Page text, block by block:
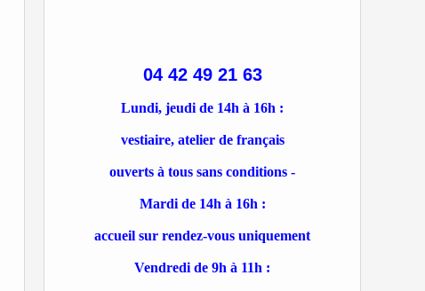
04 42 49 21 63
Lundi, jeudi de 14h à 16h :
vestiaire, atelier de français
ouverts à tous sans conditions -
Mardi de 14h à 16h :
accueil sur rendez-vous uniquement
Vendredi de 9h à 11h :